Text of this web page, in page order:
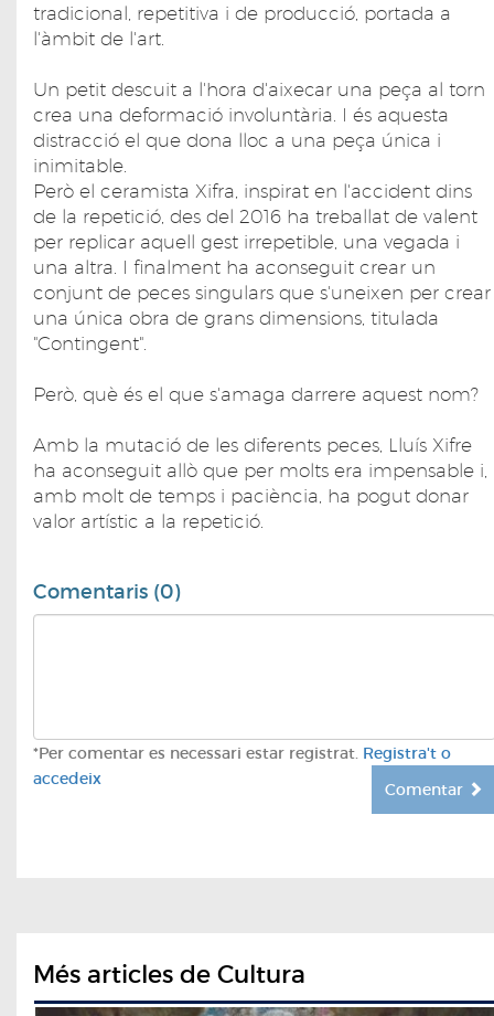
tradicional, repetitiva i de producció, portada a
l'àmbit de l'art.
Un petit descuit a l'hora d'aixecar una peça al torn
crea una deformació involuntària. I és aquesta
distracció el que dona lloc a una peça única i
inimitable.
Però el ceramista Xifra, inspirat en l'accident dins
de la repetició, des del 2016 ha treballat de valent
per replicar aquell gest irrepetible, una vegada i
una altra. I finalment ha aconseguit crear un
conjunt de peces singulars que s'uneixen per crear
una única obra de grans dimensions, titulada
"Contingent".
Però, què és el que s'amaga darrere aquest nom?
Amb la mutació de les diferents peces, Lluís Xifre
ha aconseguit allò que per molts era impensable i,
amb molt de temps i paciència, ha pogut donar
valor artístic a la repetició.
Comentaris (0)
*Per comentar es necessari estar registrat. Registra't o
accedeix
Comentar
Més articles de Cultura